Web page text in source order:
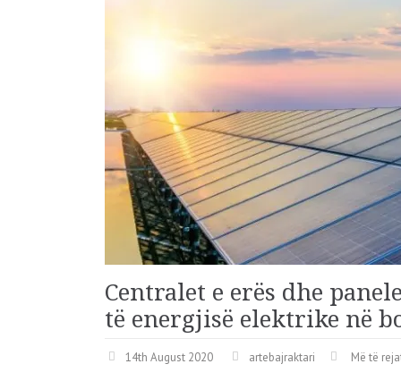
Centralet e erës dhe
të energjisë elektrike në
14th August 2020 artebajraktari Më të